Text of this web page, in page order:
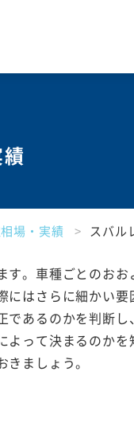
場・実績 スバル
。車種ごとのお
はさらに細かい
あるのかを判断
って決まるのか
ましょう。